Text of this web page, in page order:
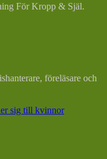
För Kropp & Själ.
föreläsare och
sig till kvinnor